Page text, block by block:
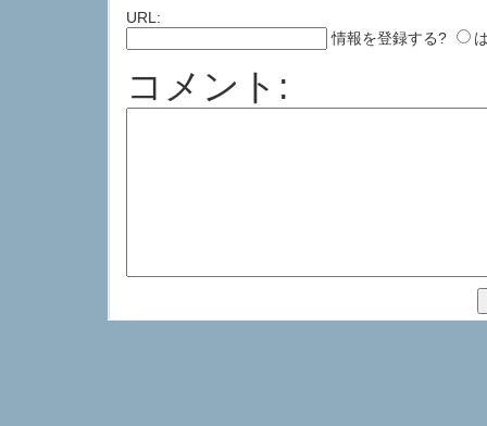
URL:
情報を登録する?
コメント: